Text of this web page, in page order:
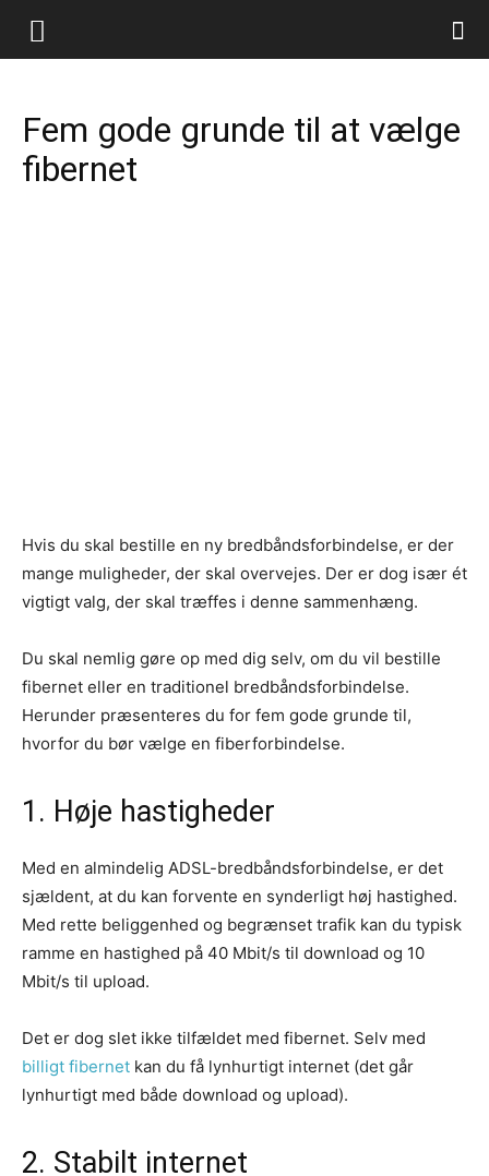
Fem gode grunde til at vælge
fibernet
Hvis du skal bestille en ny bredbåndsforbindelse, er der
mange muligheder, der skal overvejes. Der er dog især ét
vigtigt valg, der skal træffes i denne sammenhæng.
Du skal nemlig gøre op med dig selv, om du vil bestille
fibernet eller en traditionel bredbåndsforbindelse.
Herunder præsenteres du for fem gode grunde til,
hvorfor du bør vælge en fiberforbindelse.
1. Høje hastigheder
Med en almindelig ADSL-bredbåndsforbindelse, er det
sjældent, at du kan forvente en synderligt høj hastighed.
Med rette beliggenhed og begrænset trafik kan du typisk
ramme en hastighed på 40 Mbit/s til download og 10
Mbit/s til upload.
Det er dog slet ikke tilfældet med fibernet. Selv med
billigt fibernet kan du få lynhurtigt internet (det går
lynhurtigt med både download og upload).
2. Stabilt internet